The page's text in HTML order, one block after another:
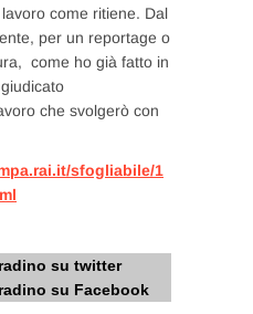
come ritiene. Dal
per un reportage o
come ho già fatto in
che svolgerò con
sfogliabile/1
su twitter
su Facebook